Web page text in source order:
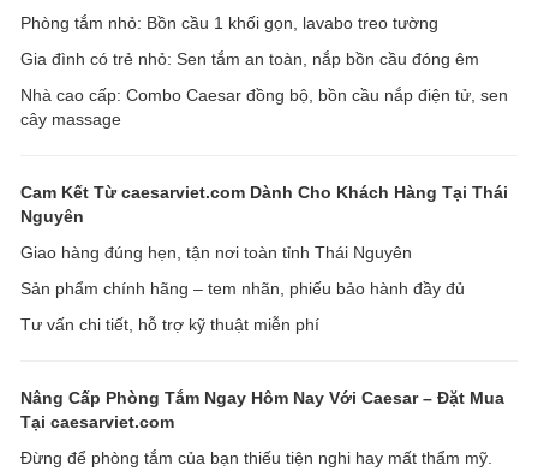
Phòng tắm nhỏ: Bồn cầu 1 khối gọn, lavabo treo tường
Gia đình có trẻ nhỏ: Sen tắm an toàn, nắp bồn cầu đóng êm
Nhà cao cấp: Combo Caesar đồng bộ, bồn cầu nắp điện tử, sen
cây massage
Cam Kết Từ caesarviet.com Dành Cho Khách Hàng Tại Thái
Nguyên
Giao hàng đúng hẹn, tận nơi toàn tỉnh Thái Nguyên
Sản phẩm chính hãng – tem nhãn, phiếu bảo hành đầy đủ
Tư vấn chi tiết, hỗ trợ kỹ thuật miễn phí
Nâng Cấp Phòng Tắm Ngay Hôm Nay Với Caesar – Đặt Mua
Tại caesarviet.com
Đừng để phòng tắm của bạn thiếu tiện nghi hay mất thẩm mỹ.